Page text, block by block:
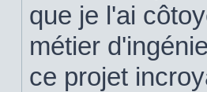
que je l'ai
métier
ce projet